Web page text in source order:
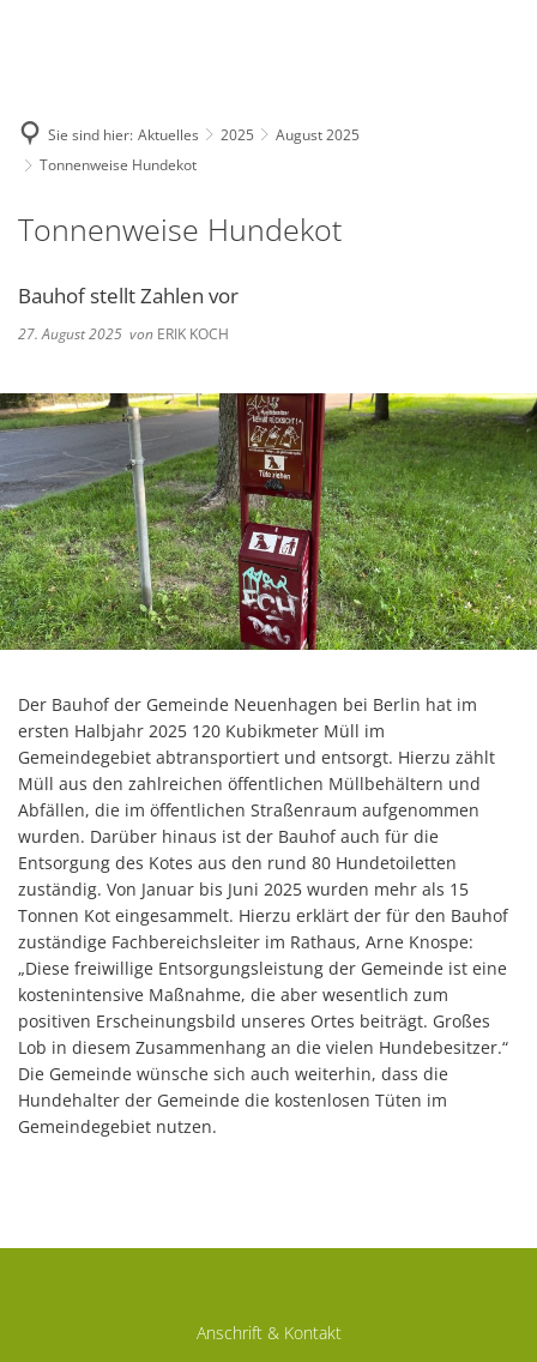
Sie sind hier: Aktuelles 2025
August 2025
Tonnenweise Hundekot
Tonnenweise Hundekot
Bauhof stellt Zahlen vor
27. August 2025 von ERIK KOCH
Der Bauhof der Gemeinde Neuenhagen bei Berlin hat im
ersten Halbjahr 2025 120 Kubikmeter Müll im
Gemeindegebiet abtransportiert und entsorgt. Hierzu zählt
Müll aus den zahlreichen öffentlichen Müllbehältern und
Abfällen, die im öffentlichen Straßenraum aufgenommen
wurden. Darüber hinaus ist der Bauhof auch für die
Entsorgung des Kotes aus den rund 80 Hundetoiletten
zuständig. Von Januar bis Juni 2025 wurden mehr als 15
Tonnen Kot eingesammelt. Hierzu erklärt der für den Bauhof
zuständige Fachbereichsleiter im Rathaus, Arne Knospe:
„Diese freiwillige Entsorgungsleistung der Gemeinde ist eine
kostenintensive Maßnahme, die aber wesentlich zum
positiven Erscheinungsbild unseres Ortes beiträgt. Großes
Lob in diesem Zusammenhang an die vielen Hundebesitzer.“
Die Gemeinde wünsche sich auch weiterhin, dass die
Hundehalter der Gemeinde die kostenlosen Tüten im
Gemeindegebiet nutzen.
Anschrift & Kontakt